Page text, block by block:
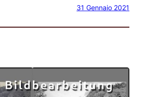
31 Gennaio 2021